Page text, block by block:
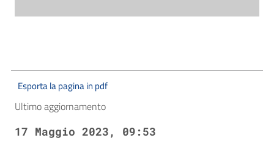
Esporta la pagina in pdf
Ultimo aggiornamento
17 Maggio 2023, 09:53